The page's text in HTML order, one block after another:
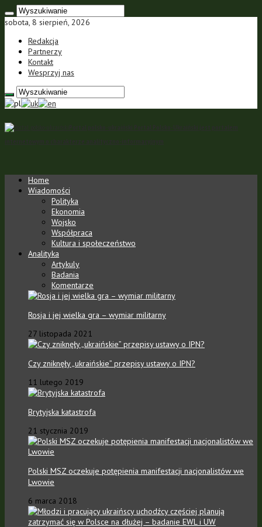
sobota, 8 sierpień, 2026
Redakcja
Partnerzy
Kontakt
Wesprzyj nas
Home
Wiadomości
Polityka
Ekonomia
Wojsko
Współpraca
Kultura i społeczeństwo
Analityka
Artykuly
Badania
Komentarze
Rosja i jej wielka gra – wymiar militarny
27 listopada 2021
Czy zniknęły „ukraińskie” przepisy ustawy o IPN?
11 lutego 2019
Brytyjska katastrofa
21 stycznia 2019
Polski MSZ oczekuje potępienia manifestacji nacjonalistów we
Lwowie
6 marca 2018